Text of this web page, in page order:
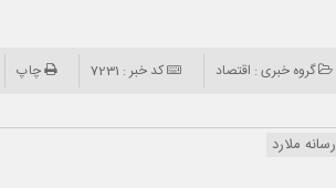
گروه خبری : اقتصاد کد خبر : 7231 چاپ
رسانه ملارد